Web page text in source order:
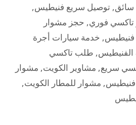
, توصيل سريع فنيطيس,
فوري, حجز مشوار
, خدمة سيارات أجرة
الفنيطيس, طلب تاكسي
سريع, مشاوير الكويت, مشوار
, مشوار للمطار الكويت,